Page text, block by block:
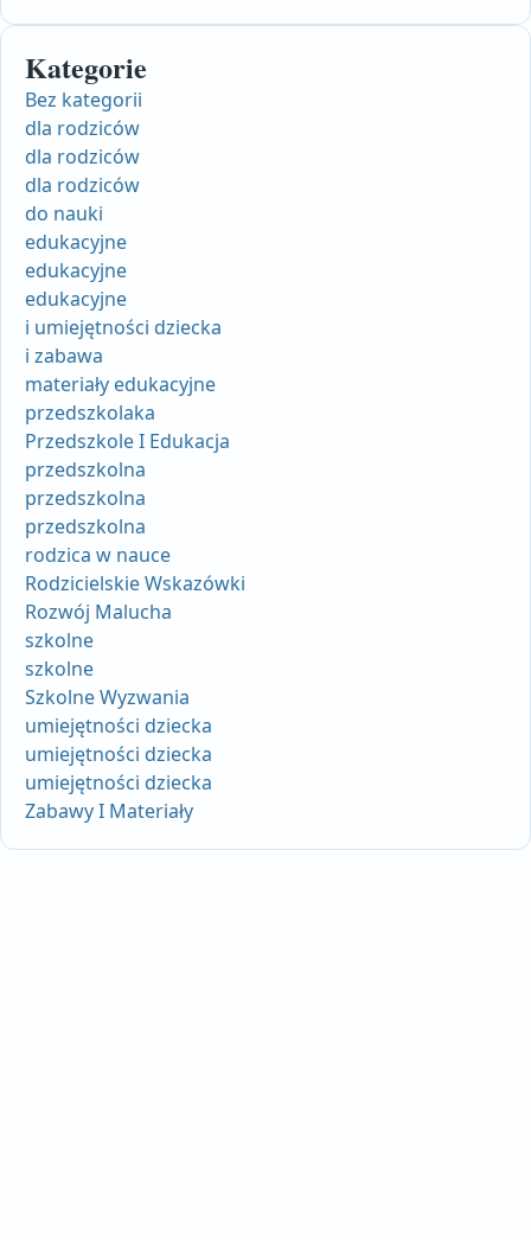
Kategorie
Bez kategorii
dla rodziców
dla rodziców
dla rodziców
do nauki
edukacyjne
edukacyjne
edukacyjne
i umiejętności dziecka
i zabawa
materiały edukacyjne
przedszkolaka
Przedszkole I Edukacja
przedszkolna
przedszkolna
przedszkolna
rodzica w nauce
Rodzicielskie Wskazówki
Rozwój Malucha
szkolne
szkolne
Szkolne Wyzwania
umiejętności dziecka
umiejętności dziecka
umiejętności dziecka
Zabawy I Materiały